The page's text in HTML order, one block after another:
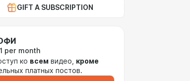
GIFT A SUBSCRIPTION
per month
ко всем видео, кроме
платных постов.